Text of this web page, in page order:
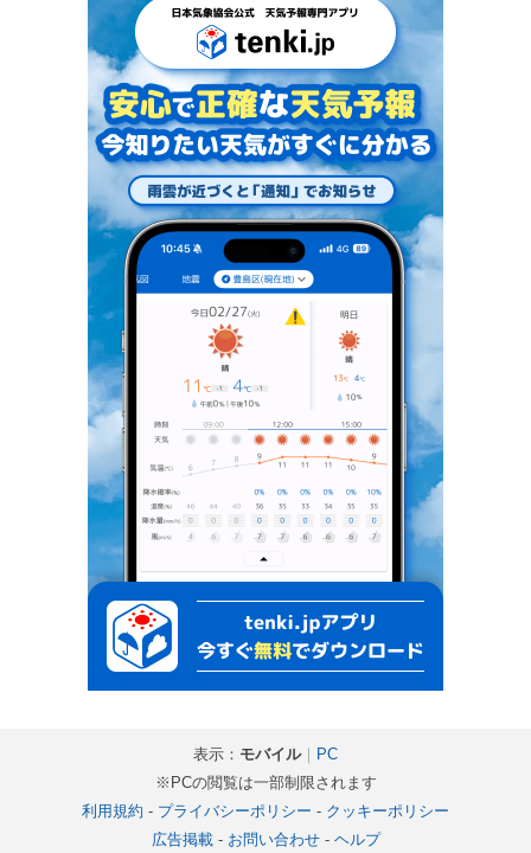
表示： モバイル｜ PC
※PCの閲覧は一部制限されます
利用規約 - プライバシーポリシー - クッキーポリシー
広告掲載- お問い合わせ- ヘルプ